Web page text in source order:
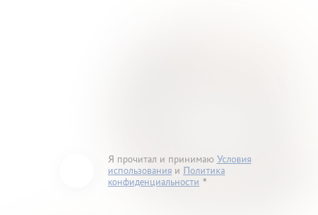
Я прочитал и принимаю Условия
использования и Политика
конфиденциальности